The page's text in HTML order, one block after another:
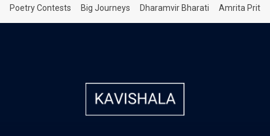
Poetry Contests Big Journeys Dharamvir Bharati Amrita